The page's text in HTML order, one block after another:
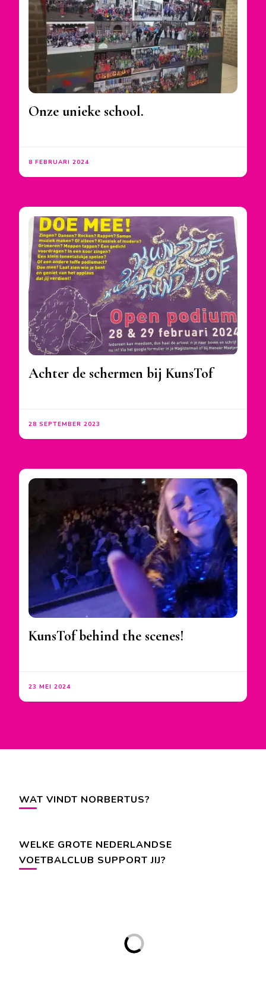
Onze unieke school.
8 FEBRUARI 2024
Achter de schermen bij KunsTof
28 SEPTEMBER 2023
KunsTof behind the scenes!
23 MEI 2024
WAT VINDT NORBERTUS?
WELKE GROTE NEDERLANDSE
VOETBALCLUB SUPPORT JIJ?